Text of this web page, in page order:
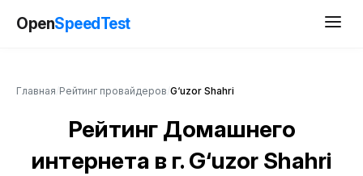
OpenSpeedTest
Главная Рейтинг провайдеров G‘uzor Shahri
Рейтинг Домашнего
интернета в г. G‘uzor Shahri